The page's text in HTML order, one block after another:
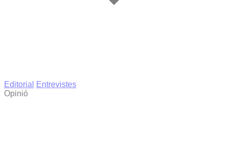
Editorial
Entrevistes
Opinió